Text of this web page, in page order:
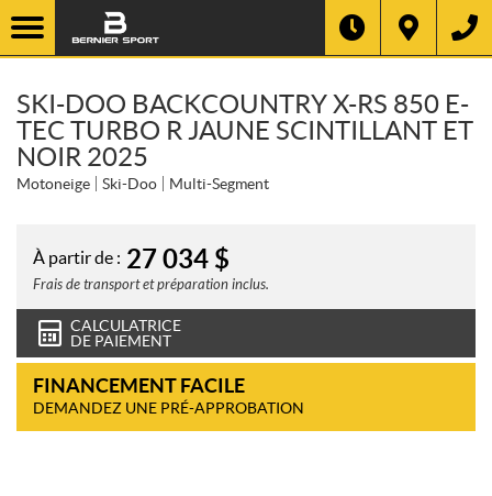
SKI-DOO BACKCOUNTRY X-RS 850 E-
TEC TURBO R JAUNE SCINTILLANT ET
NOIR 2025
Motoneige Ski-Doo Multi-Segment
À partir de : 27 034 $
Frais de transport et préparation inclus.
CALCULATRICE
DE PAIEMENT
FINANCEMENT FACILE
DEMANDEZ UNE PRÉ-APPROBATION